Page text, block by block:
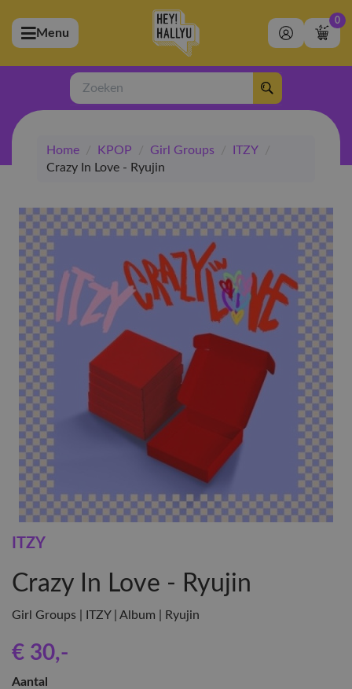
(Artiesten)
(Merchandise)
(Exclusive)
(Winkel)
Menu
0
Zoeken
Home / KPOP / Girl Groups / ITZY
/
Crazy In Love - Ryujin
ITZY
Crazy In Love - Ryujin
Girl Groups | ITZY | Album | Ryujin
€ 30,-
Aantal